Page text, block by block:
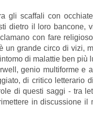
gli scaffali con
dietro il loro bancone,
con fare
grande circo di vizi,
di malattie ben più
genio multiforme e
di critico letterario
di questi saggi - tra
in discussione il